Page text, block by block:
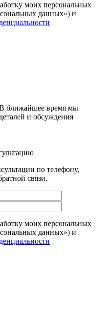
моих персональных
данных») и
В ближайшее время мы
и обсуждения
по телефону,
связи.
моих персональных
данных») и